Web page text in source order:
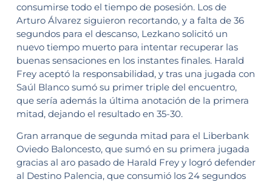
consumirse todo el tiempo de posesión. Los de
Arturo Álvarez siguieron recortando, y a falta de 36
segundos para el descanso, Lezkano solicitó un
nuevo tiempo muerto para intentar recuperar las
buenas sensaciones en los instantes finales. Harald
Frey aceptó la responsabilidad, y tras una jugada con
Saúl Blanco sumó su primer triple del encuentro,
que sería además la última anotación de la primera
mitad, dejando el resultado en 35-30.
Gran arranque de segunda mitad para el Liberbank
Oviedo Baloncesto, que sumó en su primera jugada
gracias al aro pasado de Harald Frey y logró defender
al Destino Palencia, que consumió los 24 segundos